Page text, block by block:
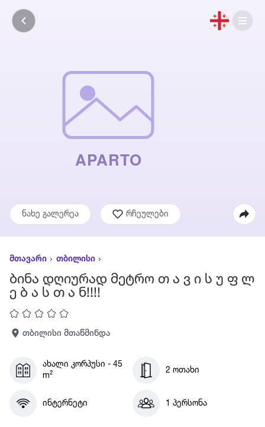
ნახე გალერეა რჩეულები
მთავარი თბილისი
ბინა დღიურად მეტრო თ ა ვ ი ს უ ფ ლ
ე ბ ა ს თ ა ნ!!!!
თბილისი მთაწმინდა
ახალი კორპუსი - 45
m²
2 ოთახი
ინტერნეტი 1 პერსონა